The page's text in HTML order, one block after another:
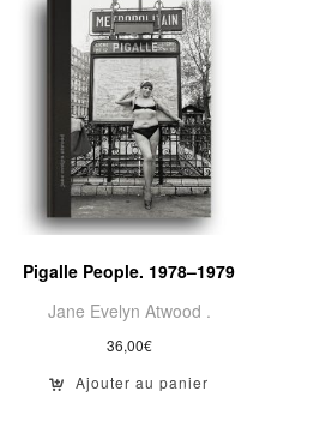
Pigalle People. 1978–1979
Jane Evelyn Atwood .
36,00€
Ajouter au panier